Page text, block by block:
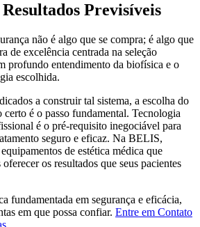
Previsíveis
não é algo que se compra; é algo que
de excelência centrada na seleção
profundo entendimento da biofísica e o
escolhida.
a construir tal sistema, a escolha do
certo é o passo fundamental. Tecnologia
é o pré-requisito inegociável para
seguro e eficaz. Na BELIS,
de estética médica que
os resultados que seus pacientes
fundamentada em segurança e eficácia,
em que possa confiar. Entre em Contato